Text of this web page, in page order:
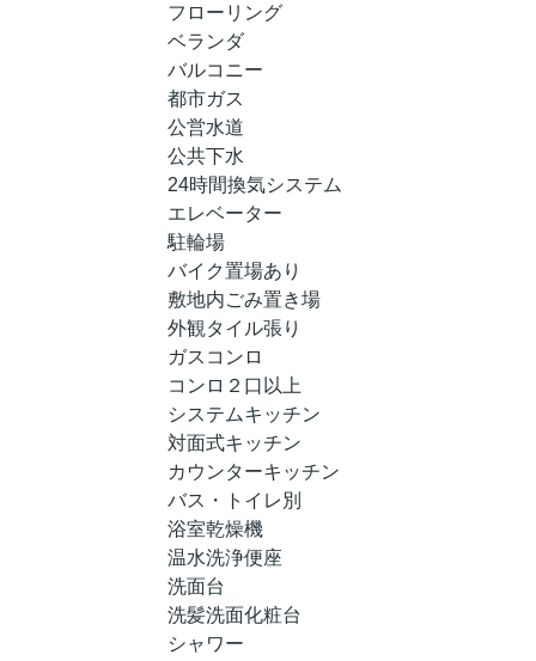
フローリング
ベランダ
バルコニー
都市ガス
公営水道
公共下水
24時間換気システム
エレベーター
駐輪場
バイク置場あり
敷地内ごみ置き場
外観タイル張り
ガスコンロ
コンロ２口以上
システムキッチン
対面式キッチン
カウンターキッチン
バス・トイレ別
浴室乾燥機
温水洗浄便座
洗面台
洗髪洗面化粧台
シャワー